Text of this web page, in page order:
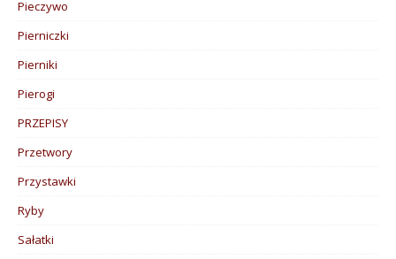
Pieczywo
Pierniczki
Pierniki
Pierogi
PRZEPISY
Przetwory
Przystawki
Ryby
Sałatki